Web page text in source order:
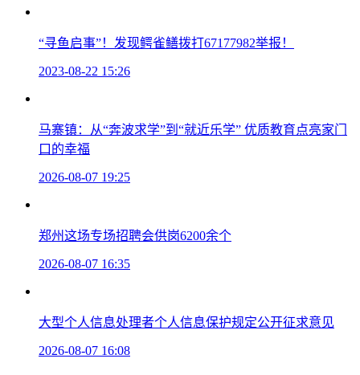
“寻鱼启事”！发现鳄雀鳝拨打67177982举报！
2023-08-22 15:26
马寨镇：从“奔波求学”到“就近乐学” 优质教育点亮家门
口的幸福
2026-08-07 19:25
郑州这场专场招聘会供岗6200余个
2026-08-07 16:35
大型个人信息处理者个人信息保护规定公开征求意见
2026-08-07 16:08